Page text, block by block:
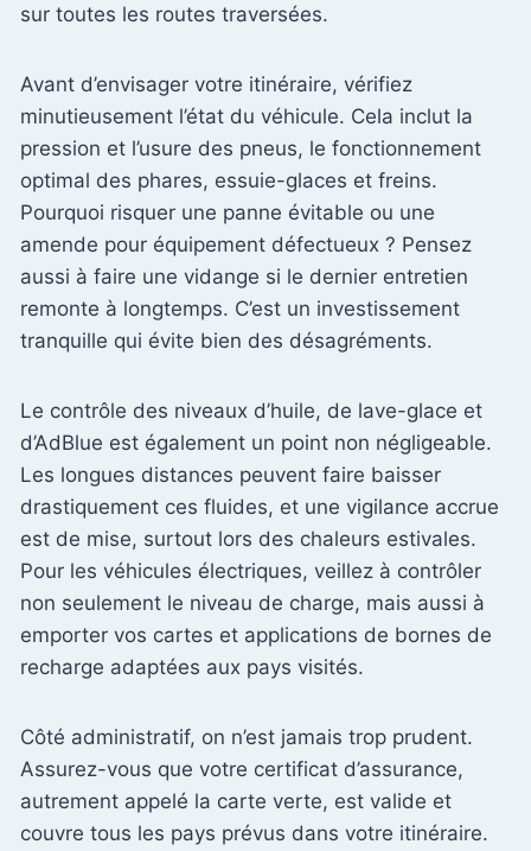
sur toutes les routes traversées.
Avant d’envisager votre itinéraire, vérifiez
minutieusement l’état du véhicule. Cela inclut la
pression et l’usure des pneus, le fonctionnement
optimal des phares, essuie-glaces et freins.
Pourquoi risquer une panne évitable ou une
amende pour équipement défectueux ? Pensez
aussi à faire une vidange si le dernier entretien
remonte à longtemps. C’est un investissement
tranquille qui évite bien des désagréments.
Le contrôle des niveaux d’huile, de lave-glace et
d’AdBlue est également un point non négligeable.
Les longues distances peuvent faire baisser
drastiquement ces fluides, et une vigilance accrue
est de mise, surtout lors des chaleurs estivales.
Pour les véhicules électriques, veillez à contrôler
non seulement le niveau de charge, mais aussi à
emporter vos cartes et applications de bornes de
recharge adaptées aux pays visités.
Côté administratif, on n’est jamais trop prudent.
Assurez-vous que votre certificat d’assurance,
autrement appelé la carte verte, est valide et
couvre tous les pays prévus dans votre itinéraire.